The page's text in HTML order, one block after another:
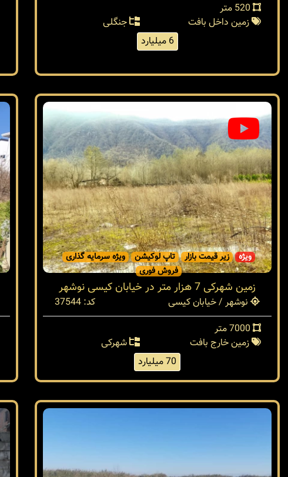
زمین داخل بافت
جنگلی
6 میلیارد
ویژه زیر قیمت بازار تاپ لوکیشن
ویژه سرمایه گذاری
فروش فوری
زمین شهرکی 7 هزار متر در خیابان کیسی نوشهر
نوشهر / خیابان کیسی
کد: 37544
زمین خارج بافت
شهرکی
70 میلیارد